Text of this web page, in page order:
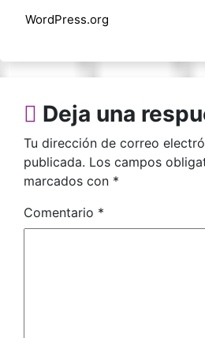
WordPress.org
Deja una
Tu dirección de correo
publicada. Los campos
marcados con *
Comentario *